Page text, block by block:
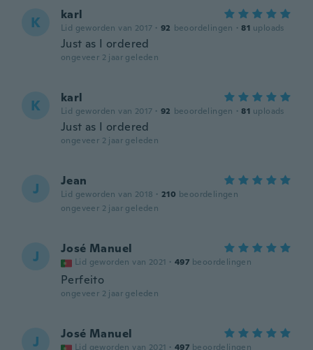
K karl
Lid geworden van 2017 · 92 beoordelingen · 81 uploads
Just as I ordered
ongeveer 2 jaar geleden
K karl
Lid geworden van 2017 · 92 beoordelingen · 81 uploads
Just as I ordered
ongeveer 2 jaar geleden
J Jean
Lid geworden van 2018 · 210 beoordelingen
ongeveer 2 jaar geleden
J José Manuel
Lid geworden van 2021 · 497 beoordelingen
Perfeito
ongeveer 2 jaar geleden
J José Manuel
Lid geworden van 2021 · 497 beoordelingen